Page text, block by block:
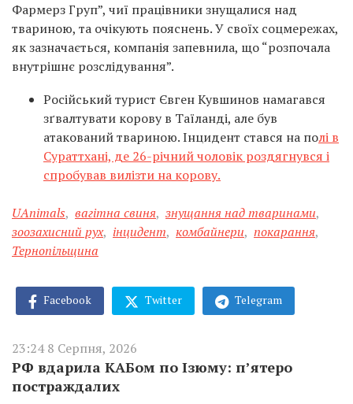
Фармерз Груп”, чиї працівники знущалися над
твариною, та очікують пояснень. У своїх соцмережах,
як зазначається, компанія запевнила, що “розпочала
внутрішнє розслідування”.
Російський турист Євген Кувшинов намагався
зґвалтувати корову в Таїланді, але був
атакований твариною. Інцидент стався на полі в
Сураттхані, де 26-річний чоловік роздягнувся і
спробував вилізти на корову.
UAnimals, вагітна свиня, знущання над тваринами,
зоозахисний рух, інцидент, комбайнери, покарання,
Тернопільщина
Facebook Twitter Telegram
23:24 8 Серпня, 2026
РФ вдарила КАБом по Ізюму: п’ятеро
постраждалих